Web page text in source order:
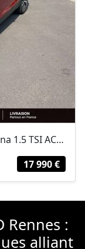
SEAT ARONA 2022 - Desire Red - Arona 1.5 TSI ACT 150 ch Start/Stop DSG7...
17 990 €
Rennes :
alliant